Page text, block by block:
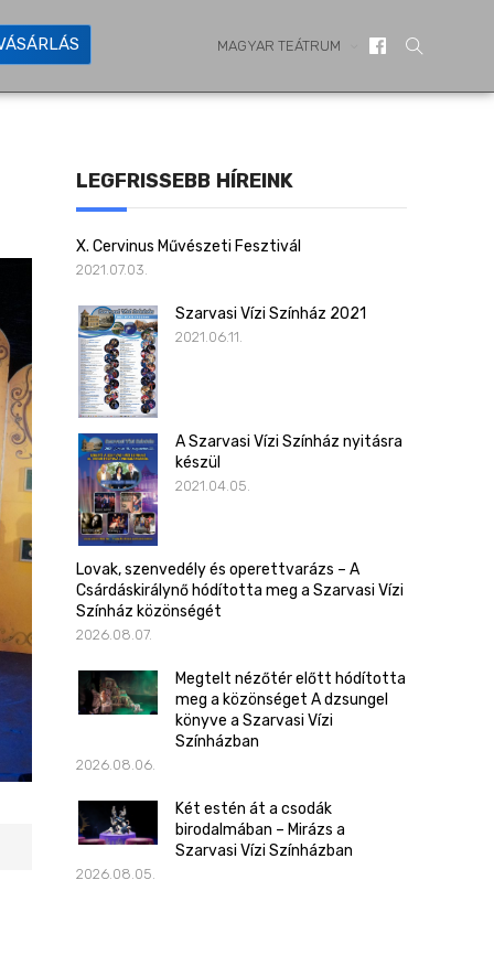
MAGYAR TEÁTRUM
LEGFRISSEBB HÍREINK
X. Cervinus Művészeti Fesztivál
2021.07.03.
Szarvasi Vízi Színház 2021
2021.06.11.
A Szarvasi Vízi Színház nyitásra
készül
2021.04.05.
Lovak, szenvedély és operettvarázs – A
Csárdáskirálynő hódította meg a Szarvasi Vízi
Színház közönségét
2026.08.07.
Megtelt nézőtér előtt hódította
meg a közönséget A dzsungel
könyve a Szarvasi Vízi
Színházban
2026.08.06.
Két estén át a csodák
birodalmában – Mirázs a
Szarvasi Vízi Színházban
2026.08.05.